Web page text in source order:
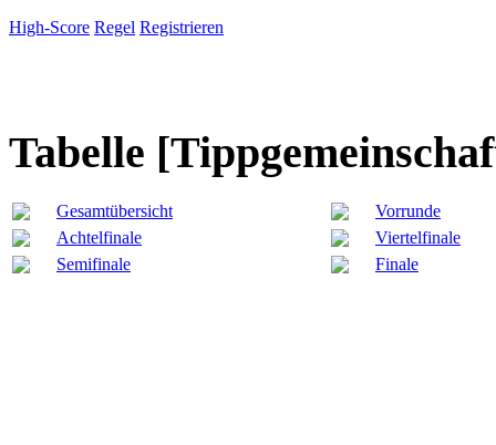
High-Score Regel Registrieren
Tabelle
Gesamtübersicht
Vorrunde
Achtelfinale
Viertelfinale
Semifinale
Finale